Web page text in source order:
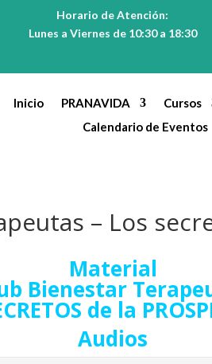
Horario de Atención:
Lunes a Viernes de 10:30 a 18:30
Inicio PRANAVIDA Cursos
Calendario de Eventos
– Los
Material
Bienestar
de la
Audios